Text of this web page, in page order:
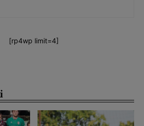
[rp4wp limit=4]